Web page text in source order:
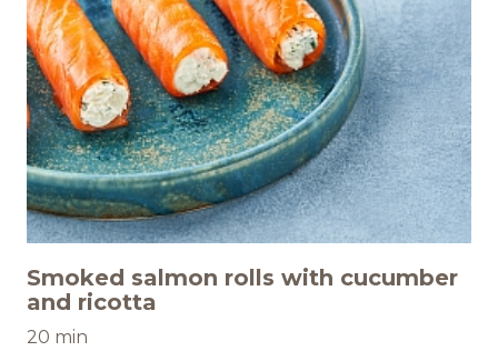
Smoked salmon rolls with cucumber
and ricotta
20 min